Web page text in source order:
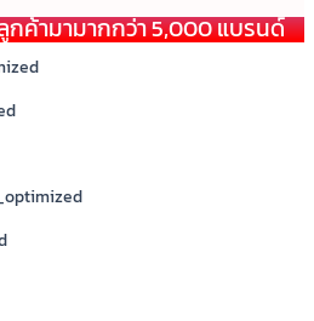
ค้ามามากกว่า 5,000 แบรนด์